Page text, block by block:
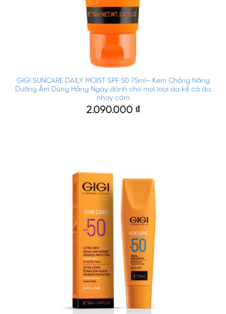
GIGI SUNCARE DAILY MOIST SPF 50 75ml– Kem Chống Nắng
Dưỡng Ẩm Dùng Hằng Ngày dành cho mọi loại da kể cả da
nhạy cảm
2.090.000 ₫